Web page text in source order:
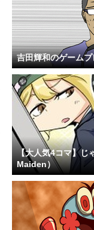
吉田輝和のゲーム
【大人気4コマ】
Maiden）